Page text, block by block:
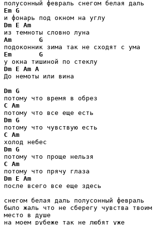
Em G
Dm E Am
Am
G
Em
G
Dm E Am A
До немоты или вина
Dm G
C Am
Dm G
C Am
Dm G
C Am
Dm E Am
после всего все еще здесь
снегом белая даль полусонный февраль
было жаль что не сберегу чувства твоим
место в душе
на моем рубеже так не любят уже